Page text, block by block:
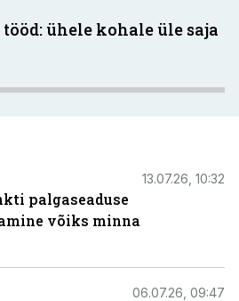
ühele kohale üle saja
13.07.26, 10:32
palgaseaduse
võiks minna
06.07.26, 09:47